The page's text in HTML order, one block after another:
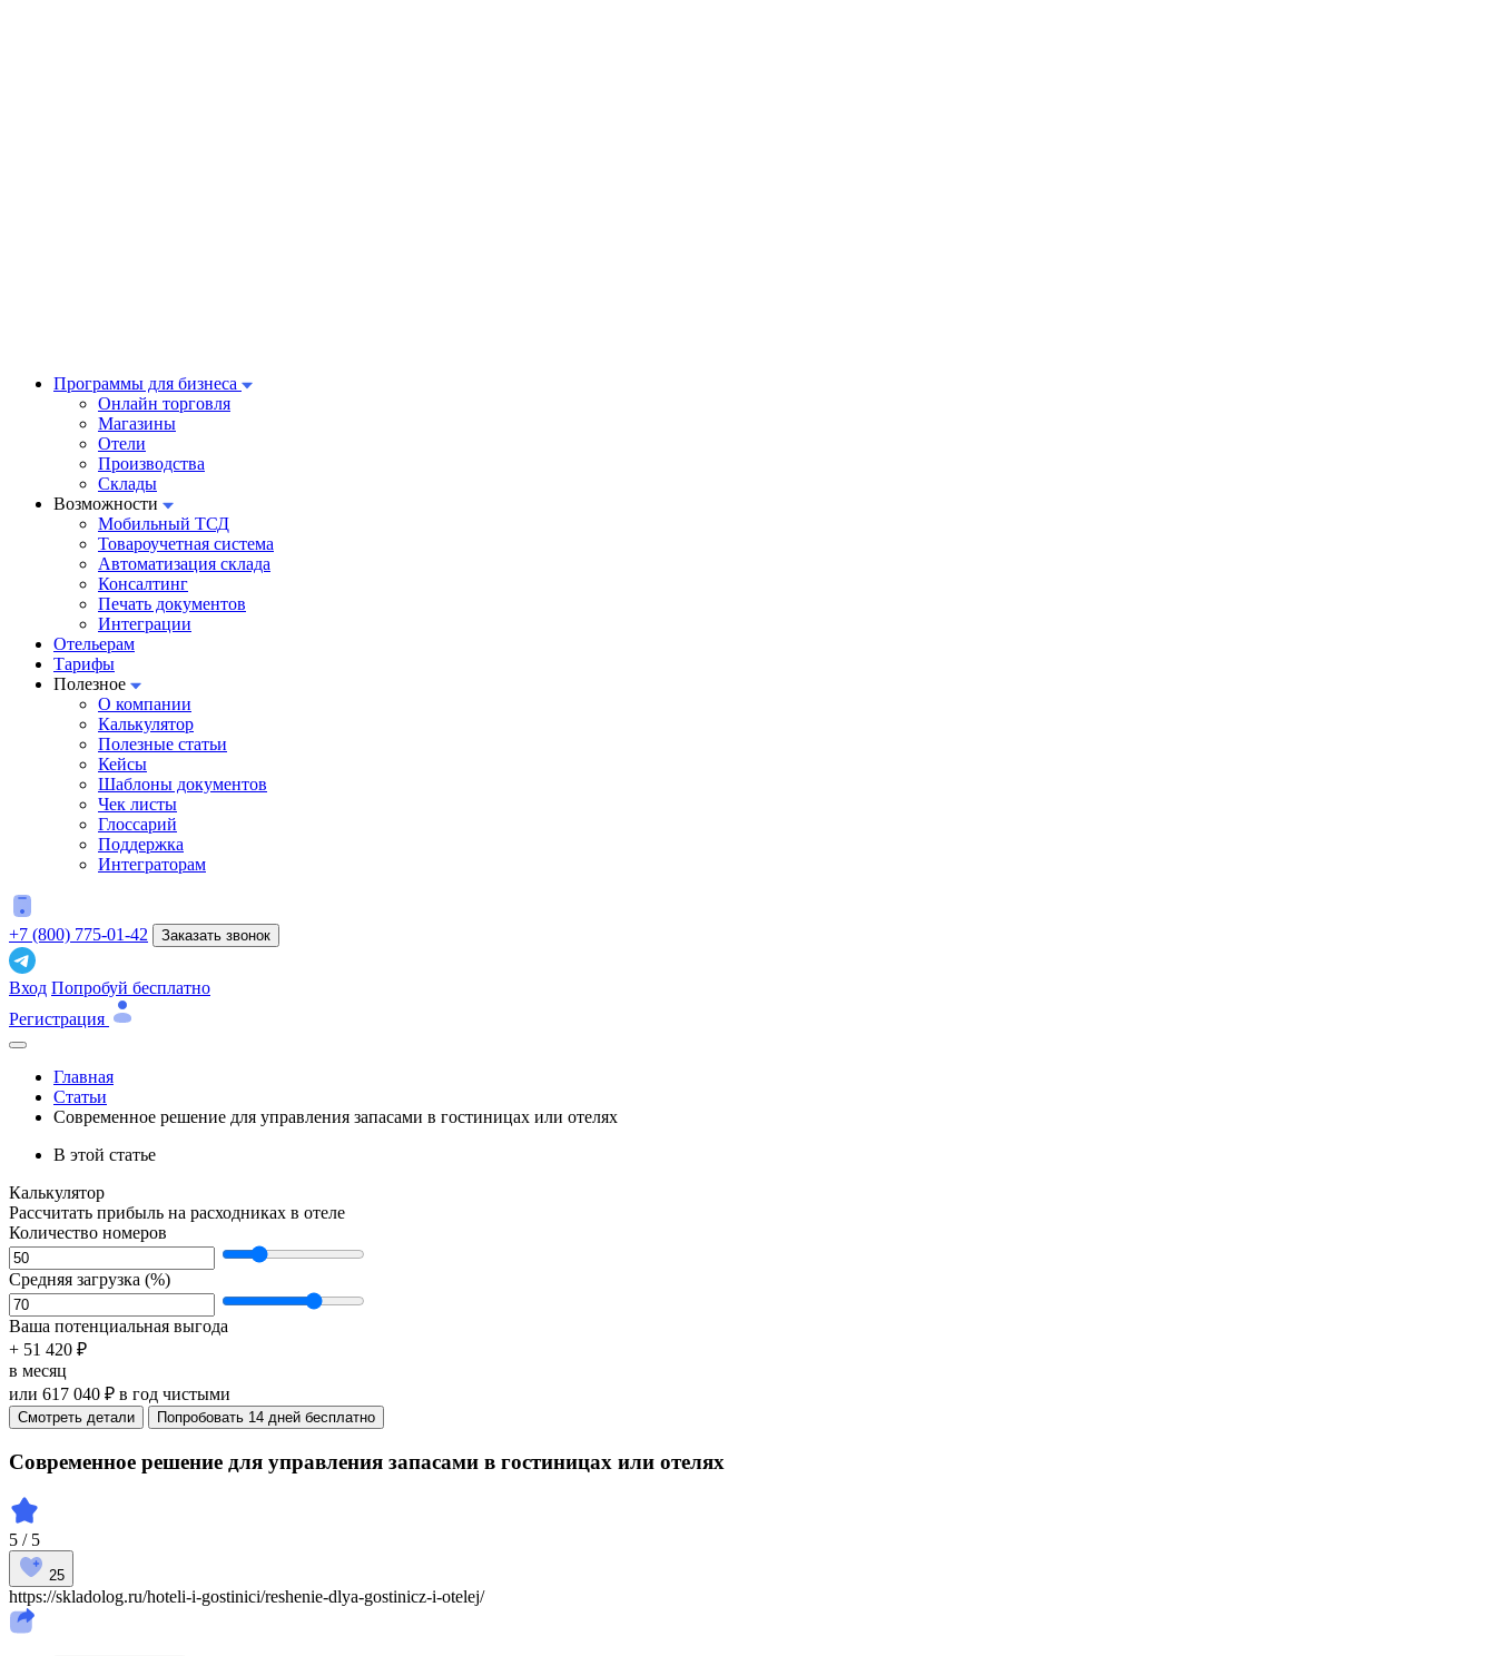
Программы для бизнеса
Онлайн торговля
Магазины
Отели
Производства
Склады
Возможности
Мобильный ТСД
Товароучетная система
Автоматизация склада
Консалтинг
Печать документов
Интеграции
Отельерам
Тарифы
Полезное
О компании
Калькулятор
Полезные статьи
Кейсы
Шаблоны документов
Чек листы
Глоссарий
Поддержка
Интеграторам
+7 (800) 775-01-42 Заказать звонок
Вход Попробуй бесплатно
Регистрация
Главная
Статьи
Современное решение для управления запасами в гостиницах или отелях
В этой статье
Калькулятор
Рассчитать прибыль на расходниках в отеле
Количество номеров
Средняя загрузка (%)
Ваша потенциальная выгода
+ 51 420 ₽
в месяц
или 617 040 ₽ в год чистыми
Cмотреть детали Попробовать 14 дней бесплатно
Современное решение для управления запасами в гостиницах или отелях
5 / 5
25
https://skladolog.ru/hoteli-i-gostinici/reshenie-dlya-gostinicz-i-otelej/